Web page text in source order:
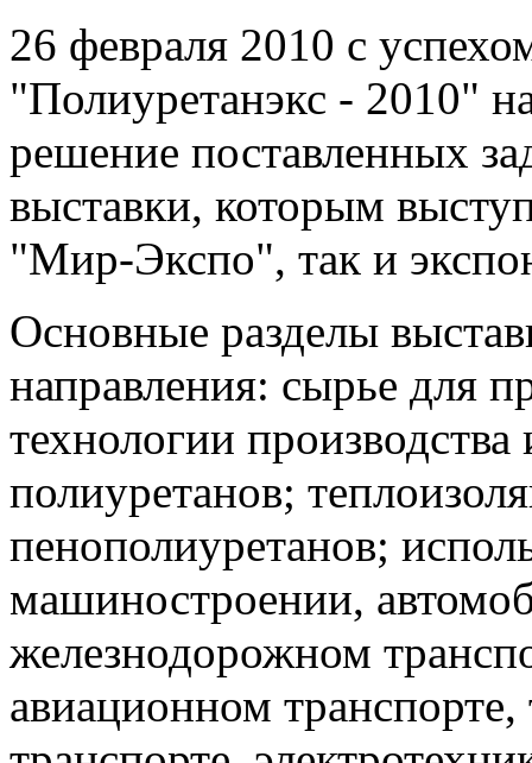
26 февраля 2010 с
"Полиуретанэкс - 2010"
решение поставленных
выставки, которым
"Мир-Экспо", так и
Основные разделы
направления: сырье для
технологии производства
полиуретанов;
пенополиуретанов;
машиностроении,
железнодорожном
авиационном